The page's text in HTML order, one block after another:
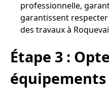
professionnelle,
garantissent
des travaux à
Étape 3 :